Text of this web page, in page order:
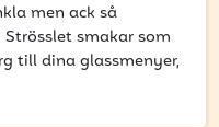
men ack så
smakar som
till dina glassmenyer,